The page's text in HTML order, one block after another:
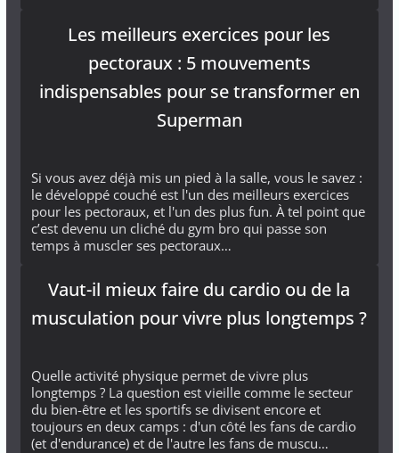
Les meilleurs exercices pour les
pectoraux : 5 mouvements
indispensables pour se transformer en
Superman
Si vous avez déjà mis un pied à la salle, vous le savez :
le développé couché est l'un des meilleurs exercices
pour les pectoraux, et l'un des plus fun. À tel point que
c’est devenu un cliché du gym bro qui passe son
temps à muscler ses pectoraux…
Vaut-il mieux faire du cardio ou de la
musculation pour vivre plus longtemps ?
Quelle activité physique permet de vivre plus
longtemps ? La question est vieille comme le secteur
du bien-être et les sportifs se divisent encore et
toujours en deux camps : d'un côté les fans de cardio
(et d'endurance) et de l'autre les fans de muscu…